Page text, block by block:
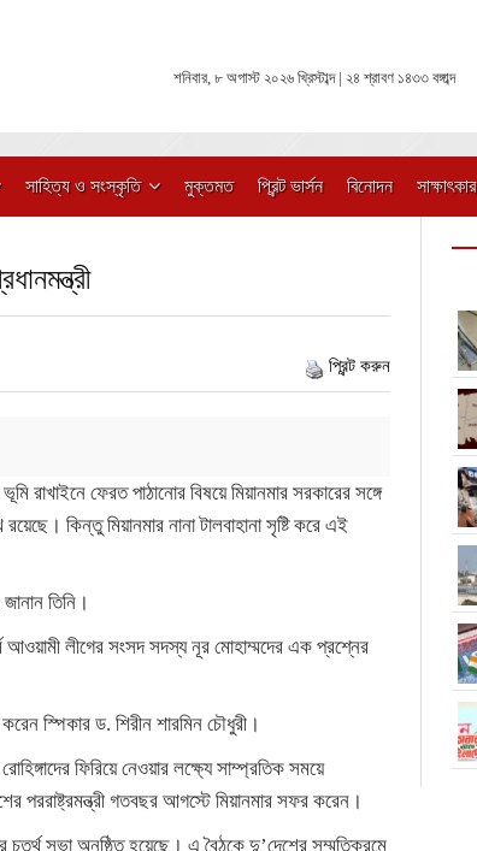
শনিবার, ৮ অগাস্ট ২০২৬ খ্রিস্টাব্দ | ২৪ শ্রাবণ ১৪৩৩ বঙ্গাব্দ
সাহিত্য ও সংস্কৃতি মুক্তমত প্রিন্ট ভার্সন বিনোদন সাক্ষাৎকার
প্রিন্ট করুন
রাখাইনে ফেরত পাঠানোর বিষয়ে মিয়ানমার সরকারের সঙ্গে
কিন্তু মিয়ানমার নানা টালবাহানা সৃষ্টি করে এই
তিনি।
আওয়ামী লীগের সংসদ সদস্য নূর মোহাম্মদের এক প্রশ্নের
স্পিকার ড. শিরীন শারমিন চৌধুরী।
ফিরিয়ে নেওয়ার লক্ষ্যে সাম্প্রতিক সময়ে
পররাষ্ট্রমন্ত্রী গতবছর আগস্টে মিয়ানমার সফর করেন।
চতুর্থ সভা অনুষ্ঠিত হয়েছে। এ বৈঠকে দু’দেশের সম্মতিক্রমে